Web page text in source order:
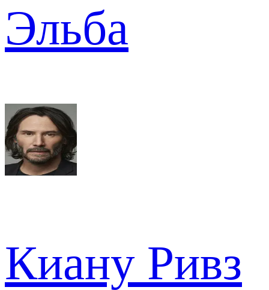
Эльба
Киану Ривз